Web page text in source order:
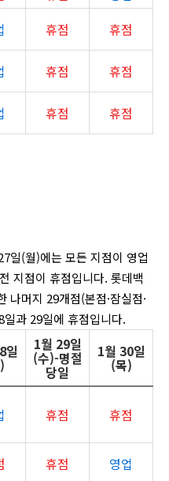
휴점
휴점
휴점
휴점
휴점 휴점
일(월)에는 모든 지점이 영업
지점이 휴점입니다. 롯데백
나머지 29개점(본점·잠실점·
일과 29일에 휴점입니다.
일 1월 29일
(수)-명절
당일
1월 30일
(목)
휴점 휴점
휴점 영업